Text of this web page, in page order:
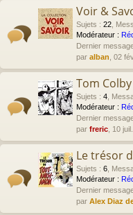
Voir &
Sujets : 22
Modérateur :
Dernier
par alban , 02
Tom Colby
Sujets : 4
Modérateur :
Dernier
par freric , 10
Le trésor
Sujets : 6
Modérateur :
Dernier
par Alex Diaz